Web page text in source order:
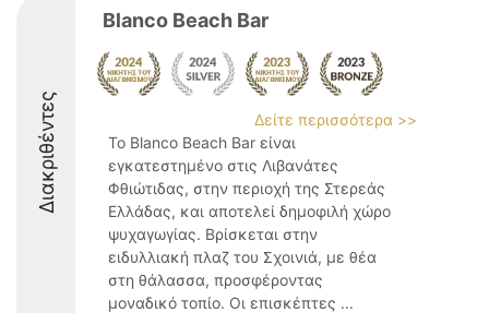
Διακριθέντες
Blanco Beach Bar
Δείτε περισσότερα >>
Το Blanco Beach Bar είναι
εγκατεστημένο στις Λιβανάτες
Φθιώτιδας, στην περιοχή της Στερεάς
Ελλάδας, και αποτελεί δημοφιλή χώρο
ψυχαγωγίας. Βρίσκεται στην
ειδυλλιακή πλαζ του Σχοινιά, με θέα
στη θάλασσα, προσφέροντας
μοναδικό τοπίο. Οι επισκέπτες ...